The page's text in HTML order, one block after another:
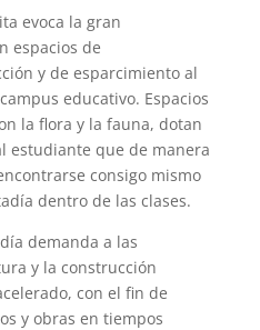
evoca la gran
espacios de
y de esparcimiento al
educativo. Espacios
la flora y la fauna, dotan
estudiante que de manera
consigo mismo
dentro de las clases.
demanda a las
y la construcción
con el fin de
y obras en tiempos